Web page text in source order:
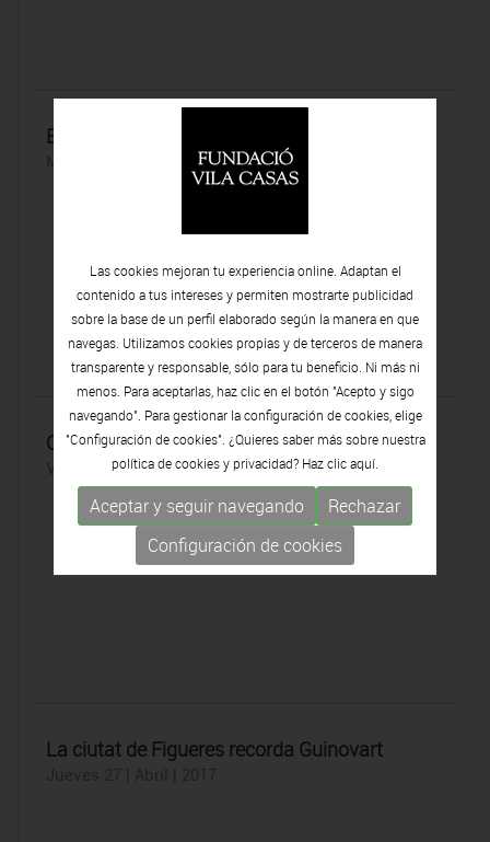
Entrevista a Isidre Manils
Martes 02 | Mayo | 2017
Cadaqués, Meca de l´art
Viernes 28 | Abril | 2017
La ciutat de Figueres recorda Guinovart
Las cookies mejoran tu experiencia online. Adaptan el
contenido a tus intereses y permiten mostrarte publicidad
sobre la base de un perfil elaborado según la manera en que
navegas. Utilizamos cookies propias y de terceros de manera
transparente y responsable, sólo para tu beneficio. Ni más ni
menos. Para aceptarlas, haz clic en el botón "Acepto y sigo
navegando". Para gestionar la configuración de cookies, elige
"Configuración de cookies". ¿Quieres saber más sobre nuestra
política de cookies y privacidad? Haz clicaquí.
Aceptar y seguir navegando
Rechazar
Configuración de cookies